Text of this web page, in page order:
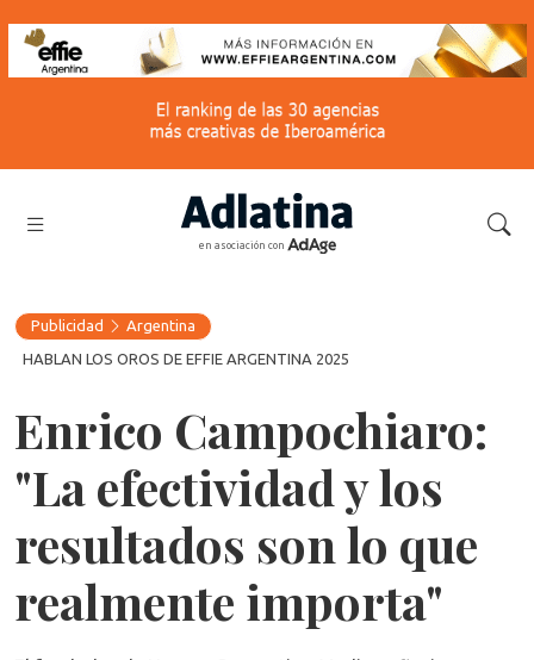
en asociación con
Publicidad
Argentina
HABLAN LOS OROS DE EFFIE ARGENTINA 2025
Enrico Campochiaro:
"La efectividad y los
resultados son lo que
realmente importa"